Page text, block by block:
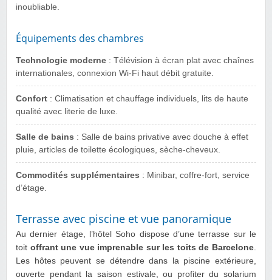
inoubliable.
Équipements des chambres
Technologie moderne : Télévision à écran plat avec chaînes
internationales, connexion Wi-Fi haut débit gratuite.
Confort : Climatisation et chauffage individuels, lits de haute
qualité avec literie de luxe.
Salle de bains : Salle de bains privative avec douche à effet
pluie, articles de toilette écologiques, sèche-cheveux.
Commodités supplémentaires : Minibar, coffre-fort, service
d’étage.
Terrasse avec piscine et vue panoramique
Au dernier étage, l’hôtel Soho dispose d’une terrasse sur le
toit offrant une vue imprenable sur les toits de Barcelone.
Les hôtes peuvent se détendre dans la piscine extérieure,
ouverte pendant la saison estivale, ou profiter du solarium